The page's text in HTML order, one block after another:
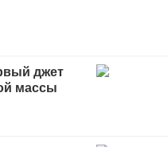
джет
массы